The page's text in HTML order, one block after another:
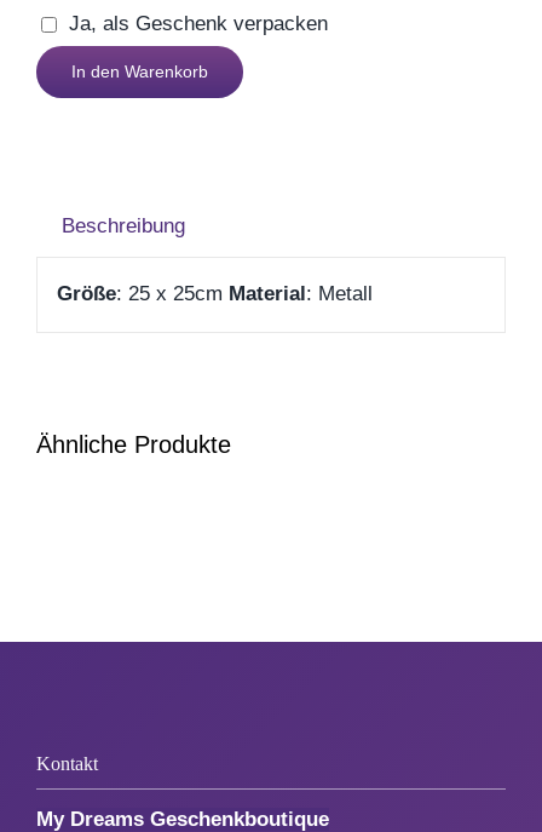
Ja, als Geschenk verpacken
Weisheitsschild
Familie
In den Warenkorb
Beschreibung
Größe: 25 x 25cm Material : Metall
Ähnliche Produkte
Kontakt
My Dreams Geschenkboutique